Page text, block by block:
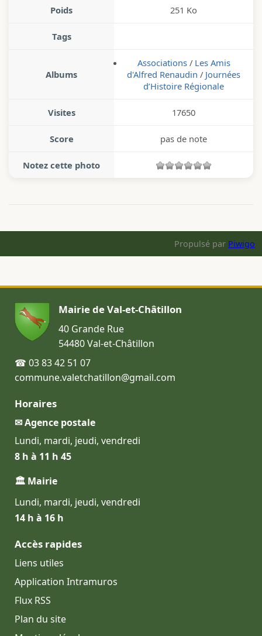
Poids 251 Ko
Tags
Albums
Associations/ Les Amis
d'Alfred Renaudin / Journées
d’Histoire Régionale
Visites 17650
Score pas de note
Notez cette photo
Propulsé par Piwigo
Mairie de Val-et-Châtillon
40 Grande Rue
54480 Val-et-Châtillon
☎ 03 83 42 51 07
commune.valetchatillon@gmail.com
Horaires
✉ Agence postale
Lundi, mardi, jeudi, vendredi
8 h à 11 h 45
🏛 Mairie
Lundi, mardi, jeudi, vendredi
14 h à 16 h
Accès rapides
Liens utiles
Application Intramuros
Flux RSS
Plan du site